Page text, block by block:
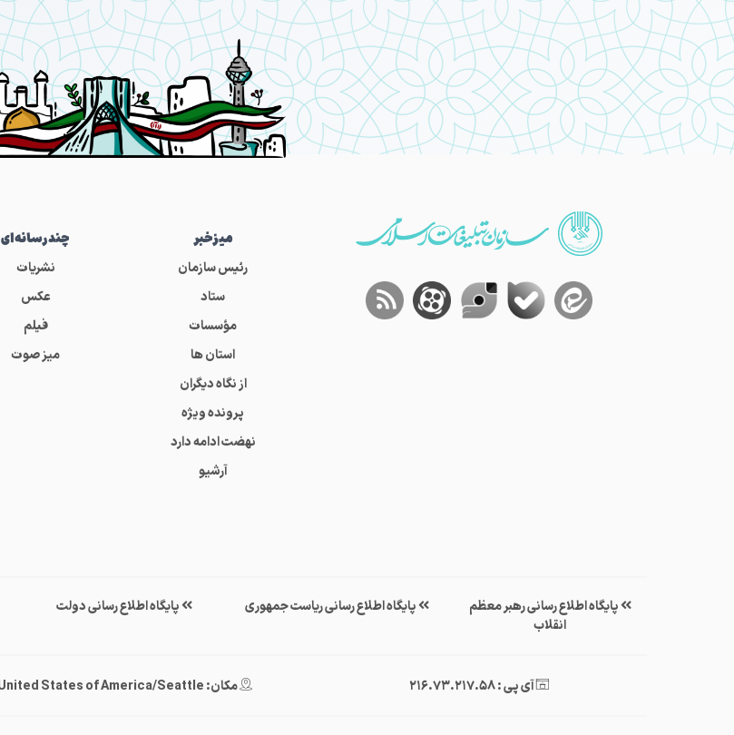
میز‌خبر
رئیس سازمان
ستاد
مؤسسات
استان ها
از نگاه دیگران
پرونده ویژه
نهضت ادامه دارد
آرشیو
چندرسانه‌ای
نشریات
عکس
فیلم
میز صوت
پایگاه اطلاع رسانی رهبر معظم
انقلاب
پایگاه اطلاع رسانی ریاست جمهوری پایگاه اطلاع رسانی دولت
آی پی : 216.73.217.58 مکان: United States of America/Seattle